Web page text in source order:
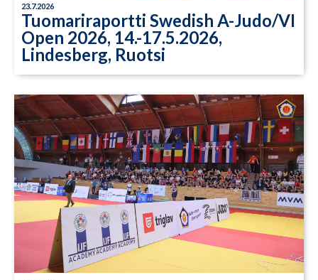
23.7.2026
Tuomariraportti Swedish A-Judo/VI
Open 2026, 14.-17.5.2026,
Lindesberg, Ruotsi